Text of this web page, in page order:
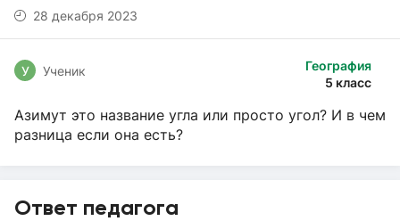
28 декабря 2023
География
5 класс
У Ученик
Азимут это название угла или просто угол? И в чем
разница если она есть?
Ответ педагога